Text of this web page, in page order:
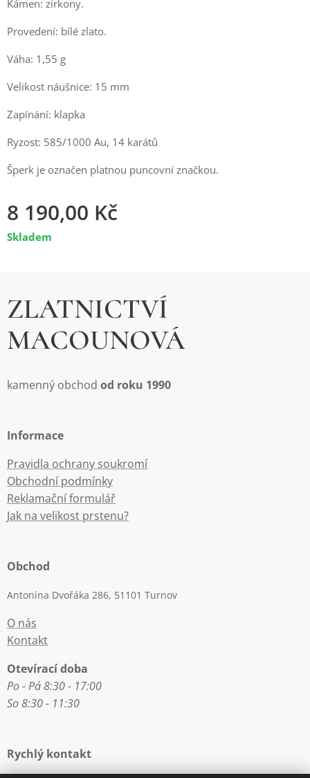
Kámen: zirkony.
Provedení: bílé zlato.
Váha: 1,55 g
Velikost náušnice: 15 mm
Zapínání: klapka
Ryzost: 585/1000 Au, 14 karátů
Šperk je označen platnou puncovní značkou.
8 190,00 Kč
Skladem
ZLATNICTVÍ
MACOUNOVÁ
kamenný obchod od roku 1990
Informace
Pravidla ochrany soukromí
Obchodní podmínky
Reklamační formulář
Jak na velikost prstenu?
Obchod
Antonína Dvořáka 286, 51101 Turnov
O nás
Kontakt
Otevírací doba
Po - Pá 8:30 - 17:00
So 8:30 - 11:30
Rychlý kontakt